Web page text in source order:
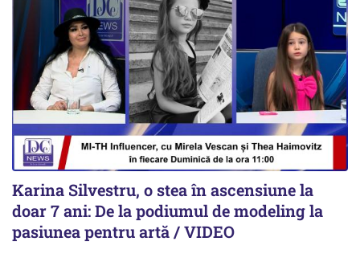
Karina Silvestru, o stea în ascensiune la
doar 7 ani: De la podiumul de modeling la
pasiunea pentru artă / VIDEO